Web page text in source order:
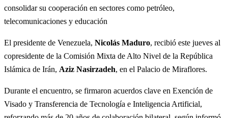
consolidar su cooperación en sectores como petróleo,
telecomunicaciones y educación
El presidente de Venezuela, Nicolás Maduro, recibió este jueves al
copresidente de la Comisión Mixta de Alto Nivel de la República
Islámica de Irán, Aziz Nasirzadeh, en el Palacio de Miraflores.
Durante el encuentro, se firmaron acuerdos clave en Exención de
Visado y Transferencia de Tecnología e Inteligencia Artificial,